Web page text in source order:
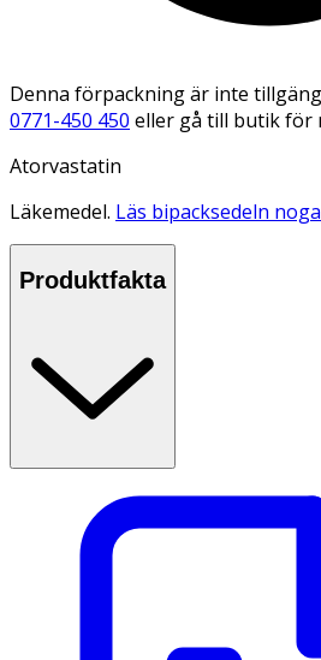
Denna förpackning är inte
0771-450 450 eller gå till butik för
Atorvastatin
Läkemedel. Läs bipacksedeln
Produktfakta